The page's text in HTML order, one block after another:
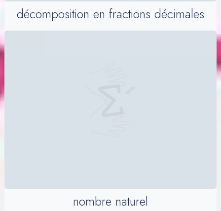
décomposition en fractions décimales
nombre naturel